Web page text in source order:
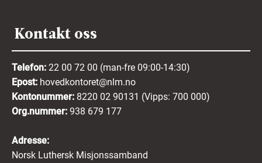
Kontakt oss
Telefon: 22 00 72 00 (man-fre 09:00-14:30)
Epost: hovedkontoret@nlm.no
Kontonummer: 8220 02 90131 (Vipps: 700 000)
Org.nummer: 938 679 177
Adresse:
Norsk Luthersk Misjonssamband